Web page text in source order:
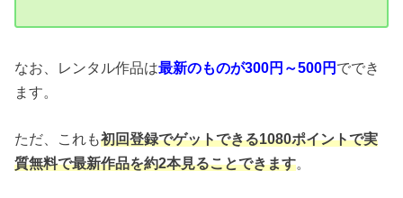
なお、レンタル作品は最新のものが300円～500円 ででき
ます。
ただ、これも初回登録でゲットできる1080ポイントで実
質無料で最新作品を約2本見ることできます。